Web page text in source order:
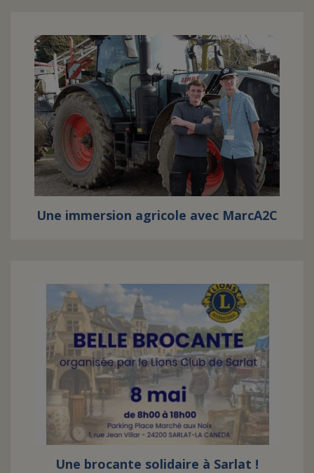
Une immersion agricole avec MarcA2C
Une brocante solidaire à Sarlat !